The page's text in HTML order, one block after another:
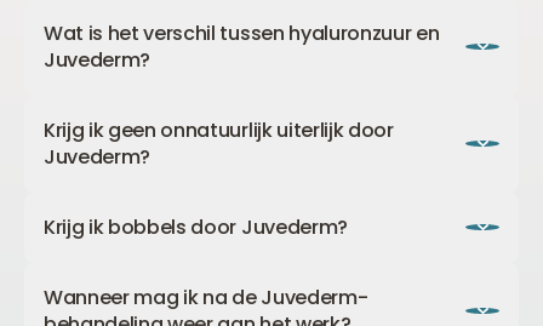
uitsluitend door een arts uitgevoerd. Alleen een
arts is bevoegd om deze behandeling uit te
geregistreerd.
Wat is het verschil tussen hyaluronzuur en
Juvederm?
de werkzame stof in Juvederm. Andere bekende
rimpelvullers op basis van hyaluronzuur zijn
Krijg ik geen onnatuurlijk uiterlijk door
Juvederm?
verouderingsproces als leidraad voor de
toegevoegd op die plekken waar volumeverlies is
opgetreden. Dit waarborgt een mooi en natuurlijk
Krijg ik bobbels door Juvederm?
(bobbeltjes). Dit probleem kwam vroeger voor bij
Wanneer mag ik na de Juvederm-